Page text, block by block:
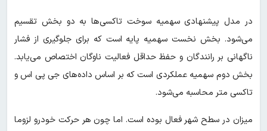
در مدل پیشنهادی سهمیه سوخت تاکسی‌ها به دو بخش تقسیم
می‌شود. بخش نخست سهمیه پایه است که برای جلوگیری از فشار
ناگهانی بر رانندگان و حفظ حداقل فعالیت ناوگان اختصاص می‌یابد.
بخش دوم سهمیه عملکردی است که بر اساس داده‌های جی پی اس و
تاکسی متر محاسبه می‌شود.
میزان در سطح شهر فعال بوده است. اما چون هر حرکت خودرو لزوما